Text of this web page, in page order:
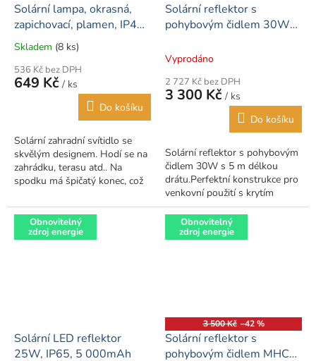
Solární lampa, okrasná,
zapichovací, plamen, IP44
- balení 4 kusů
Průměrné
produktu
je
hvězdiček.
Skladem (8 ks)
536 Kč bez DPH
649 Kč / ks
Do košíku
Solární zahradní svítidlo se
skvělým designem. Hodí se na
zahrádku, terasu atd.. Na
spodku má špičatý konec, což
země. Je přizpůsobena do
exteriéru...
Solární reflektor s
pohybovým čidlem 30W
Vyprodáno
2 727 Kč bez DPH
3 300 Kč / ks
Do košíku
Solární reflektor s pohybovým
čidlem 30W s 5 m délkou
drátu.Perfektní konstrukce pro
venkovní použití s krytím
IP65.Vhodné pro cesty,
zahrady, terasy a podobná
venkovní prostředí.
Obnovitelný
zdroj energie
Solární LED reflektor
25W, IP65, 5 000mAh
Obnovitelný
zdroj energie
3 500 Kč –42 %
Solární reflektor s
pohybovým čidlem MHCS